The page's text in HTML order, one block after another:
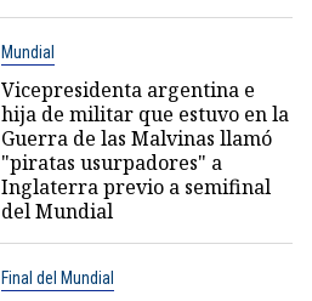
Mundial
Vicepresidenta argentina e
hija de militar que estuvo en la
Guerra de las Malvinas llamó
"piratas usurpadores" a
Inglaterra previo a semifinal
del Mundial
Final del Mundial